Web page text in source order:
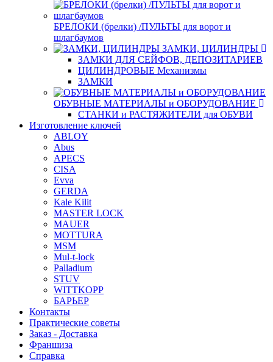
БРЕЛОКИ (брелки) /ПУЛЬТЫ для ворот и
шлагбаумов
ЗАМКИ, ЦИЛИНДРЫ
ЗАМКИ ДЛЯ СЕЙФОВ, ДЕПОЗИТАРИЕВ
ЦИЛИНДРОВЫЕ Механизмы
ЗАМКИ
ОБУВНЫЕ МАТЕРИАЛЫ и ОБОРУДОВАНИЕ
СТАНКИ и РАСТЯЖИТЕЛИ для ОБУВИ
Изготовление ключей
ABLOY
Abus
APECS
CISA
Evva
GERDA
Kale Kilit
MASTER LOCK
MAUER
MOTTURA
MSM
Mul-t-lock
Palladium
STUV
WITTKOPP
БАРЬЕР
Контакты
Практические советы
Заказ - Доставка
Франшиза
Справка